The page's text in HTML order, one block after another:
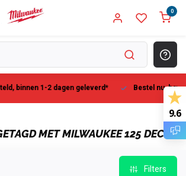
0
binnen 1-2 dagen geleverd* Bestel nu, betaal
MET MILWAUKEE 125 DEC
Filters
9.6